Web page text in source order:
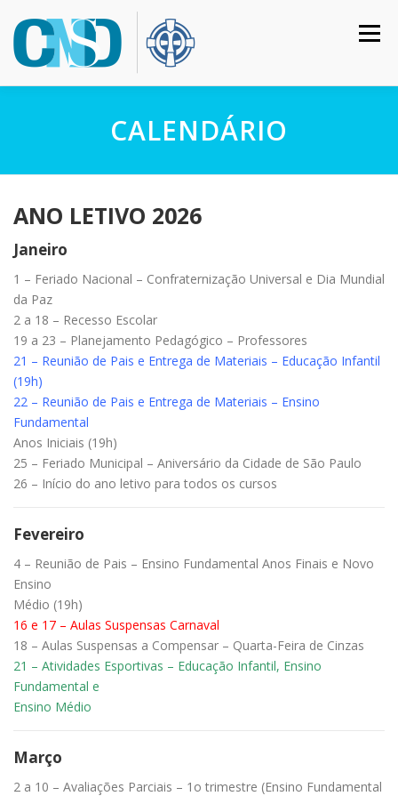
para
conteúdo
Menu
COLÉGIO INSTITUCIONAL
ACESSO RESTRITO
CALENDÁRIO
ANO LETIVO 2026
Janeiro
1 – Feriado Nacional – Confraternização Universal e Dia Mundial
da Paz
2 a 18 – Recesso Escolar
19 a 23 – Planejamento Pedagógico – Professores
21 – Reunião de Pais e Entrega de Materiais – Educação Infantil
(19h)
22 – Reunião de Pais e Entrega de Materiais – Ensino
Fundamental
Anos Iniciais (19h)
25 – Feriado Municipal – Aniversário da Cidade de São Paulo
26 – Início do ano letivo para todos os cursos
Fevereiro
4 – Reunião de Pais – Ensino Fundamental Anos Finais e Novo
Ensino
Médio (19h)
16 e 17 – Aulas Suspensas Carnaval
18 – Aulas Suspensas a Compensar – Quarta-Feira de Cinzas
21 – Atividades Esportivas – Educação Infantil, Ensino
Fundamental e
Ensino Médio
Março
2 a 10 – Avaliações Parciais – 1o trimestre (Ensino Fundamental